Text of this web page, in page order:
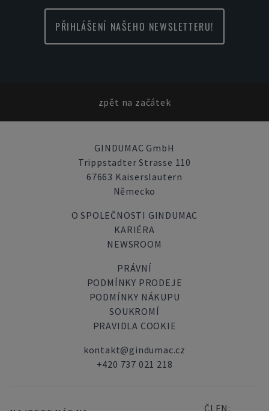
PŘIHLÁŠENÍ NAŠEHO NEWSLETTERU!
zpět na začátek
GINDUMAC GmbH
Trippstadter Strasse 110
67663 Kaiserslautern
Německo
O SPOLEČNOSTI GINDUMAC
KARIÉRA
NEWSROOM
PRÁVNÍ
PODMÍNKY PRODEJE
PODMÍNKY NÁKUPU
SOUKROMÍ
PRAVIDLA COOKIE
kontakt@gindumac.cz
+420 737 021 218
ČLEN: